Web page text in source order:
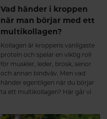
Vad händer i kroppen
när man börjar med ett
multikollagen?
Kollagen är kroppens vanligaste
protein och spelar en viktig roll
för muskler, leder, brosk, senor
och annan bindväv. Men vad
händer egentligen när du börjar
ta ett multikollagen? Här går vi